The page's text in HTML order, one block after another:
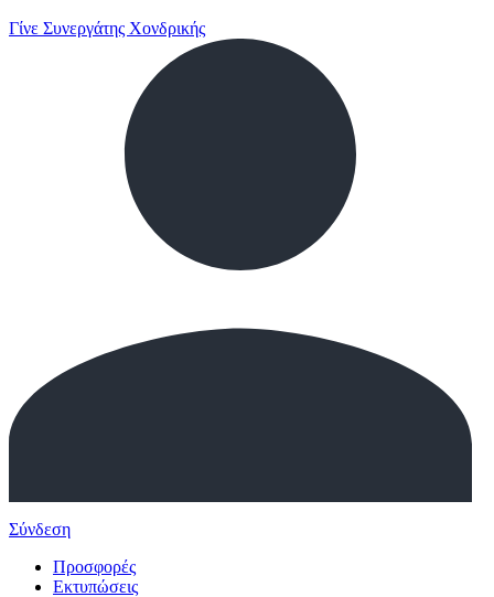
Γίνε Συνεργάτης Χονδρικής
Σύνδεση
Προσφορές
Εκτυπώσεις